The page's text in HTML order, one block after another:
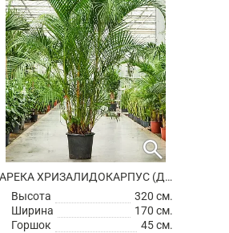
search
АРЕКА ХРИЗАЛИДОКАРПУС (ДИПСИС ЖЕЛТОВАТЫЙ)
Высота
320 см.
Ширина
170 см.
Горшок
45 см.